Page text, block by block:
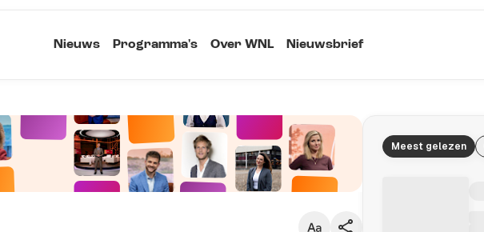
Nieuws Programma's Over WNL Nieuwsbrief
Meest gelezen